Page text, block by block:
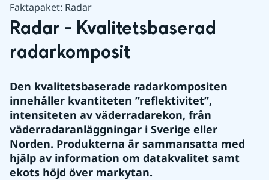
Faktapaket: Radar
Radar - Kvalitetsbaserad
radarkomposit
Den kvalitetsbaserade radarkompositen
innehåller kvantiteten ”reflektivitet”,
intensiteten av väderradarekon, från
väderradaranläggningar i Sverige eller
Norden. Produkterna är sammansatta med
hjälp av information om datakvalitet samt
ekots höjd över markytan.